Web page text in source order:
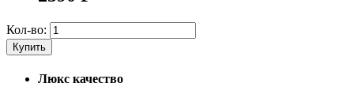
Кол-во:
Купить
Люкс качество